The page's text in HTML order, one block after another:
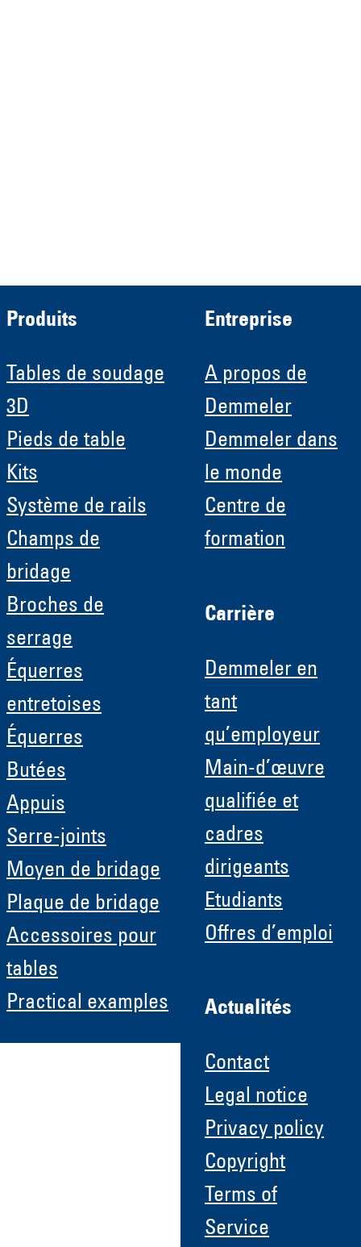
Produits
Tables de soudage
3D
Pieds de table
Kits
Système de rails
Champs de
bridage
Broches de
serrage
Équerres
entretoises
Équerres
Butées
Appuis
Serre-joints
Moyen de bridage
Plaque de bridage
Accessoires pour
tables
Practical examples
Entreprise
A propos de
Demmeler
Demmeler dans
le monde
Centre de
formation
Carrière
Demmeler en
tant
qu’employeur
Main-d’œuvre
qualifiée et
cadres
dirigeants
Etudiants
Offres d’emploi
Actualités
Contact
Legal notice
Privacy policy
Copyright
Terms of
Service